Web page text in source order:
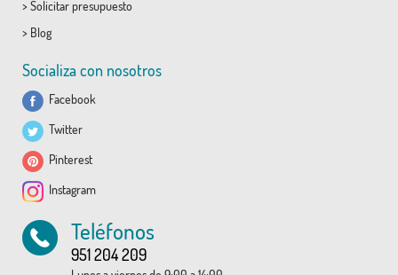
> Solicitar presupuesto
> Blog
Socializa con nosotros
Facebook
Twitter
Pinterest
Instagram
Teléfonos
951 204 209